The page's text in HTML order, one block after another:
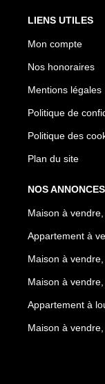
LIENS UTILES
Mon compte
Nos honoraires
Mentions légales
Politique de
Politique des
Plan du site
NOS ANNONCES
Maison à
Appartement à
Maison à
Maison à
Appartement à
Maison à